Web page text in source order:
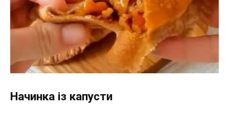
Начинка із капусти